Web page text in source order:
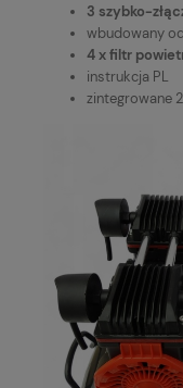
3 szybko-
wbudowany
4 x filtr
instrukcja PL
zintegrowane